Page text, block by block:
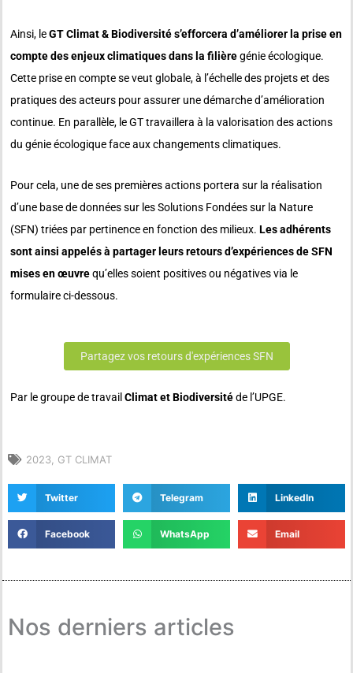
Ainsi, leGT Climat & Biodiversité s’efforcera d’améliorer la prise en
compte des enjeux climatiques dans la filièregénie écologique.
Cette prise en compte se veut globale, à l’échelle des projets et des
pratiques des acteurs pour assurer une démarche d’amélioration
continue. En parallèle, le GT travaillera à la valorisation des actions
du génie écologique face aux changements climatiques.
Pour cela, une de ses premières actions portera sur la réalisation
d’une base de données sur les Solutions Fondées sur la Nature
(SFN) triées par pertinence en fonction des milieux. Les adhérents
sont ainsi appelés à partager leurs retours d’expériences de SFN
mises en œuvrequ’elles soient positives ou négatives via le
formulaire ci-dessous.
Partagez vos retours d'expériences SFN
Par le groupe de travailClimat et Biodiversitéde l’UPGE.
2023 GT CLIMAT
Twitter Telegram LinkedIn
Facebook WhatsApp Email
Nos derniers articles